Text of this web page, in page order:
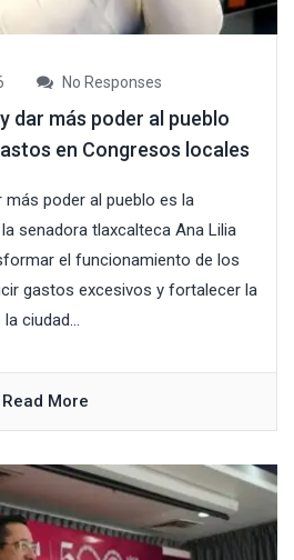
No Responses
dar más poder al pueblo
en Congresos locales
más poder al pueblo es la
senadora tlaxcalteca Ana Lilia
el funcionamiento de los
gastos excesivos y fortalecer la
ciudad...
Read More